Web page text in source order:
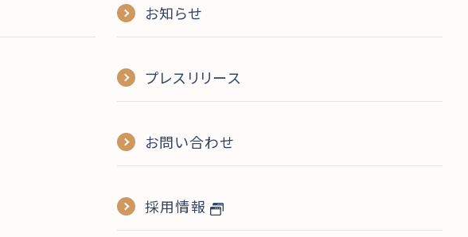
お知らせ
プレスリリース
お問い合わせ
採用情報